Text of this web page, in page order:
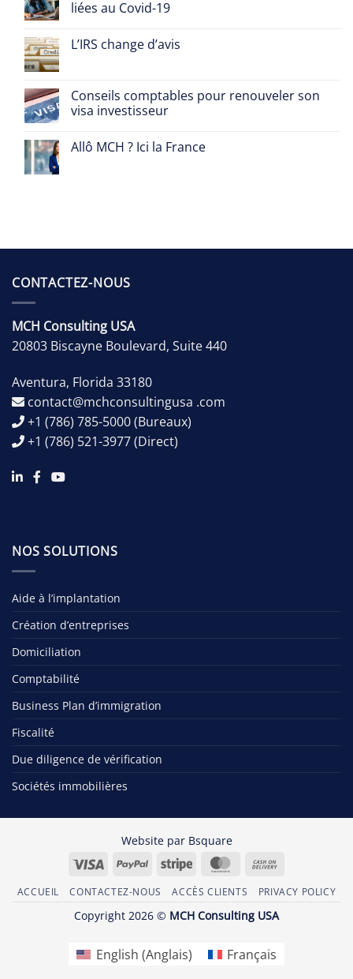
liées au Covid-19
L’IRS change d’avis
Conseils comptables pour renouveler son
visa investisseur
Allô MCH ? Ici la France
CONTACTEZ-NOUS
MCH Consulting USA
20803 Biscayne Boulevard, Suite 440
Aventura, Florida 33180
contact@mchconsultingusa .com
+1 (786) 785-5000(Bureaux)
+1 (786) 521-3977(Direct)
NOS SOLUTIONS
Aide à l’implantation
Création d’entreprises
Domiciliation
Comptabilité
Business Plan d’immigration
Fiscalité
Due diligence de vérification
Sociétés immobilières
Website par Bsquare
Visa
PayPal Stripe MasterCard
Delivery
ACCUEIL CONTACTEZ-NOUS ACCÈS CLIENTS PRIVACY POLICY
Copyright 2026 © MCH Consulting USA
English (Anglais) Français